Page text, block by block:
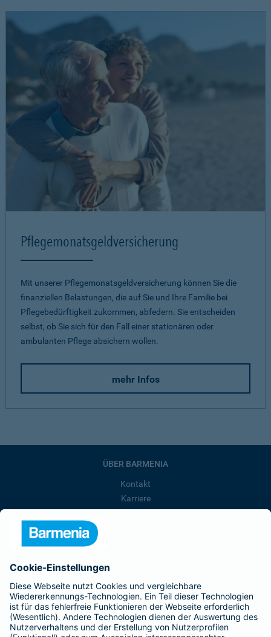
Pflegemonatsgeld­versicherung
Mit unserer Pflegemonatsgeld­versicherung können Sie die
finanziellen Belastungen, die auf Sie und Ihre Familie bei
Pflegebedürftigkeit zukommen, abfedern. Sie entscheiden
selbst, ob Sie sich für den Fall einer stationären oder
ambulanten Pflege absichern wollen.
mehr Infos
ÜBER BARMENIA
Kontakt
Karriere
Barmenia ist Teil der BarmeniaGothaer
BELIEBTE SEITEN
Kranken-Zusatzversicherung
Tierversicherungen